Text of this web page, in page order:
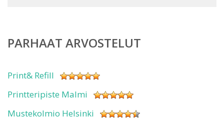
PARHAAT ARVOSTELUT
Print& Refill
Printteripiste Malmi
Mustekolmio Helsinki